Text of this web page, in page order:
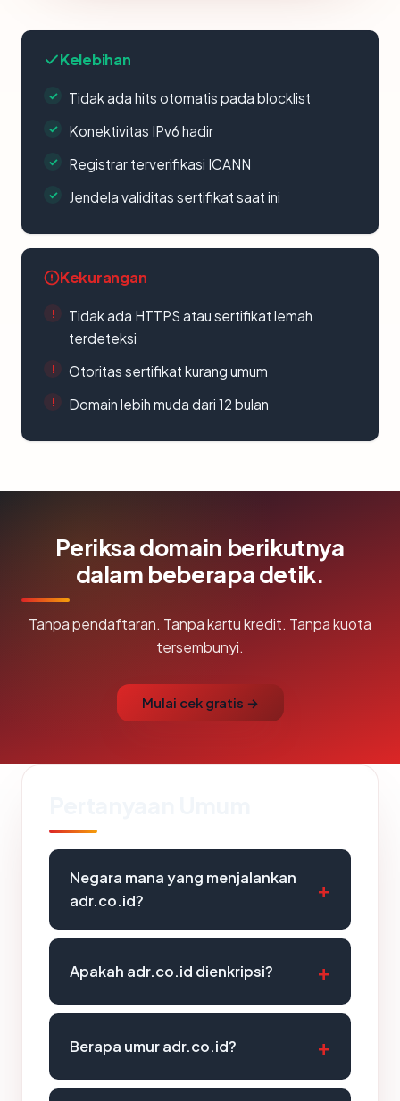
Kelebihan
Tidak ada hits otomatis pada blocklist
Konektivitas IPv6 hadir
Registrar terverifikasi ICANN
Jendela validitas sertifikat saat ini
Kekurangan
Tidak ada HTTPS atau sertifikat lemah
terdeteksi
Otoritas sertifikat kurang umum
Domain lebih muda dari 12 bulan
Periksa domain berikutnya
dalam beberapa detik.
Tanpa pendaftaran. Tanpa kartu kredit. Tanpa kuota
tersembunyi.
Mulai cek gratis →
Negara mana yang menjalankan
adr.co.id?
Apakah adr.co.id dienkripsi?
Berapa umur adr.co.id?